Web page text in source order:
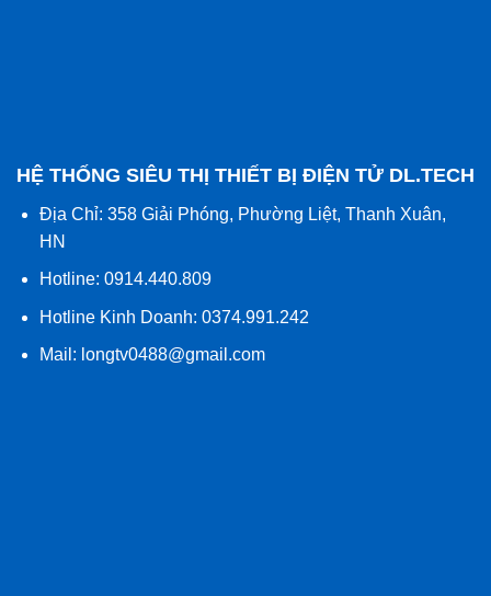
HỆ THỐNG SIÊU THỊ THIẾT BỊ ĐIỆN TỬ DL.TECH
Địa Chỉ: 358 Giải Phóng, Phường Liệt, Thanh Xuân,
HN
Hotline: 0914.440.809
Hotline Kinh Doanh: 0374.991.242
Mail: longtv0488@gmail.com